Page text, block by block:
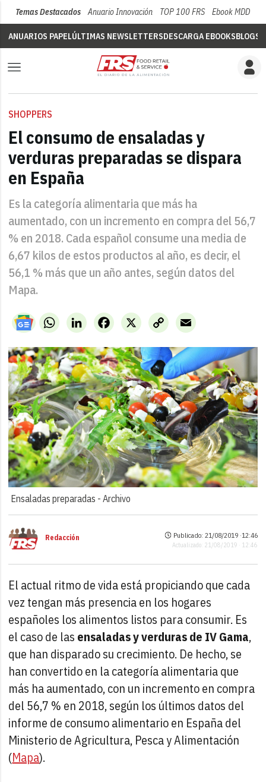
Temas Destacados Anuario Innovación TOP 100 FRS Ebook MDD
ANUARIOS PAPELÚLTIMAS NEWSLETTERSDESCARGA EBOOKSBLOGS
SHOPPERS
El consumo de ensaladas y
verduras preparadas se dispara
en España
Es la categoría alimentaria que más ha
aumentado, con un incremento en compra del 56,7
% en 2018. Cada español consume una media de
6,67 kilos de estos productos al año, es decir, el
56,1 % más que un año antes, según datos del
Mapa.
WhatsAppLinkedIn X
Facebook
Copy
Link
Email
Ensaladas preparadas -Archivo
Redacción Publicado: 21/08/2019 ·12:46
Actualizado: 21/08/2019 · 12:46
El actual ritmo de vida está propiciando que cada
vez tengan más presencia en los hogares
españoles los alimentos listos para consumir. Es
el caso de las ensaladas y verduras de IV Gama,
que han disparado su crecimiento. De hecho, se
han convertido en la categoría alimentaria que
más ha aumentado, con un incremento en compra
del 56,7 % en 2018, según los últimos datos del
informe de consumo alimentario en España del
Ministerio de Agricultura, Pesca y Alimentación
(Mapa).